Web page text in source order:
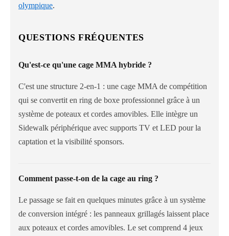
olympique.
QUESTIONS FRÉQUENTES
Qu'est-ce qu'une cage MMA hybride ?
C'est une structure 2-en-1 : une cage MMA de compétition
qui se convertit en ring de boxe professionnel grâce à un
système de poteaux et cordes amovibles. Elle intègre un
Sidewalk périphérique avec supports TV et LED pour la
captation et la visibilité sponsors.
Comment passe-t-on de la cage au ring ?
Le passage se fait en quelques minutes grâce à un système
de conversion intégré : les panneaux grillagés laissent place
aux poteaux et cordes amovibles. Le set comprend 4 jeux